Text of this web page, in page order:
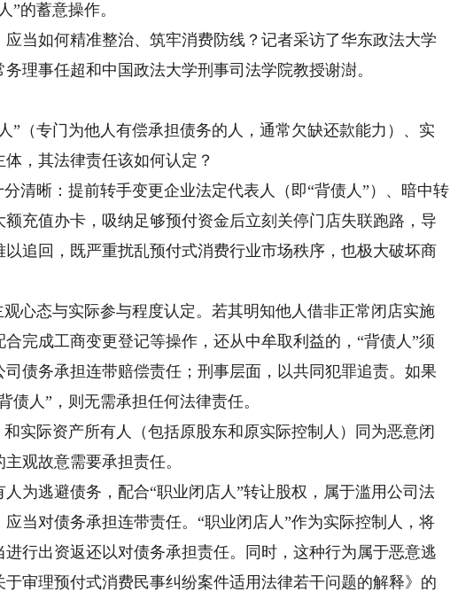
”的蓄意操作。
如何精准整治、筑牢消费防线？记者采访了华东政法大学
理事任超和中国政法大学刑事司法学院教授谢澍。
专门为他人有偿承担债务的人，通常欠缺还款能力）、实
，其法律责任该如何认定？
晰：提前转手变更企业法定代表人（即“背债人”）、暗中转
充值办卡，吸纳足够预付资金后立刻关停门店失联跑路，导
追回，既严重扰乱预付式消费行业市场秩序，也极大破坏商
态与实际参与程度认定。若其明知他人借非正常闭店实施
完成工商变更登记等操作，还从中牟取利益的，“背债人”须
债务承担连带赔偿责任；刑事层面，以共同犯罪追责。如果
债人”，则无需承担任何法律责任。
际资产所有人（包括原股东和原实际控制人）同为恶意闭
观故意需要承担责任。
逃避债务，配合“职业闭店人”转让股权，属于滥用公司法
当对债务承担连带责任。“职业闭店人”作为实际控制人，将
行出资返还以对债务承担责任。同时，这种行为属于恶意逃
审理预付式消费民事纠纷案件适用法律若干问题的解释》的